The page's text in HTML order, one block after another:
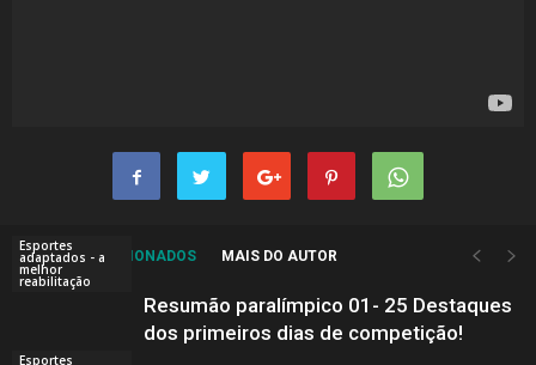
ARTIGOS RELACIONADOS MAIS DO AUTOR
Esportes
adaptados - a
melhor
reabilitação
Resumão paralímpico 01- 25 Destaques
dos primeiros dias de competição!
Esportes